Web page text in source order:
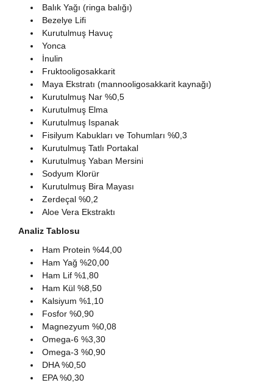
Balık Yağı (ringa balığı)
Bezelye Lifi
Kurutulmuş Havuç
Yonca
İnulin
Fruktooligosakkarit
Maya Ekstratı (mannooligosakkarit kaynağı)
Kurutulmuş Nar %0,5
Kurutulmuş Elma
Kurutulmuş Ispanak
Fisilyum Kabukları ve Tohumları %0,3
Kurutulmuş Tatlı Portakal
Kurutulmuş Yaban Mersini
Sodyum Klorür
Kurutulmuş Bira Mayası
Zerdeçal %0,2
Aloe Vera Ekstraktı
Analiz Tablosu
Ham Protein %44,00
Ham Yağ %20,00
Ham Lif %1,80
Ham Kül %8,50
Kalsiyum %1,10
Fosfor %0,90
Magnezyum %0,08
Omega‐6 %3,30
Omega‐3 %0,90
DHA %0,50
EPA %0,30